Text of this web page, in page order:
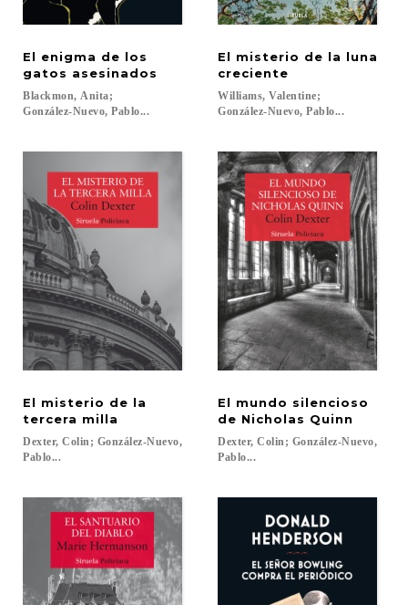
El enigma de los
gatos asesinados
Blackmon, Anita;
González-Nuevo, Pablo...
El misterio de la luna
creciente
Williams, Valentine;
González-Nuevo, Pablo...
El misterio de la
tercera milla
Dexter, Colin; González-Nuevo,
Pablo...
El mundo silencioso
de Nicholas Quinn
Dexter, Colin; González-Nuevo,
Pablo...